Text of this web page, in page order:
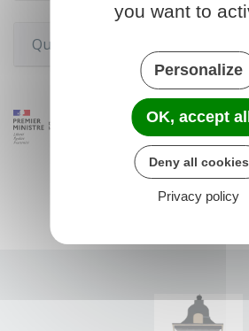
Questions ? Réponses !
you want to
Personalize
OK, accept all
Deny all cookies
Privacy policy